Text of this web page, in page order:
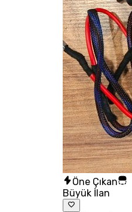
Öne Çıkan
Büyük İlan